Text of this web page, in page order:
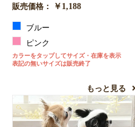
販売価格：
￥1,188
ブルー
ピンク
カラーをタップしてサイズ・在庫を表示
表記の無いサイズは販売終了
もっと見る